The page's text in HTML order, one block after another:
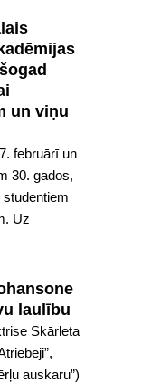
un viņu
februārī un
30. gados,
Uz
laulību
Skārleta
auskaru”)